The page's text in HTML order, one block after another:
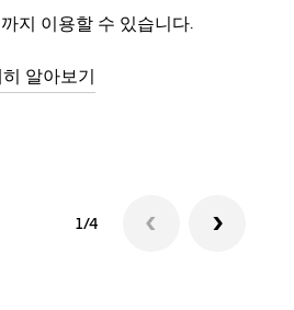
지 이용할 수 있습니다.
알아보기
1/4